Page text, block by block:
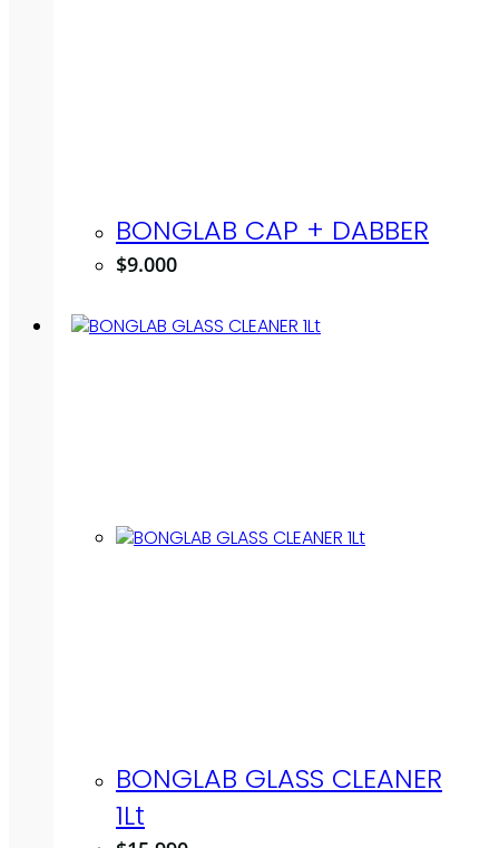
BONGLAB CAP + DABBER
$9.000
BONGLAB GLASS CLEANER
1Lt